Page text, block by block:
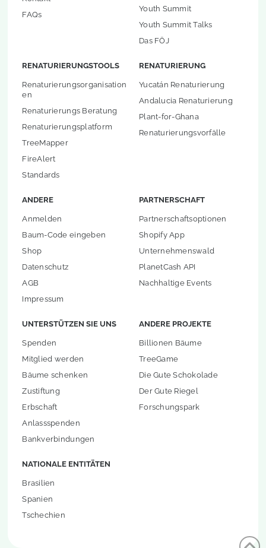
FAQs
Youth Summit
Youth Summit Talks
Das FÖJ
RENATURIERUNGSTOOLS
Renaturierungsorganisation
en
Renaturierungs Beratung
Renaturierungsplatform
TreeMapper
FireAlert
Standards
RENATURIERUNG
Yucatán Renaturierung
Andalucia Renaturierung
Plant-for-Ghana
Renaturierungsvorfälle
ANDERE
Anmelden
Baum-Code eingeben
Shop
Datenschutz
AGB
Impressum
PARTNERSCHAFT
Partnerschaftsoptionen
Shopify App
Unternehmenswald
PlanetCash API
Nachhaltige Events
UNTERSTÜTZEN SIE UNS
Spenden
Mitglied werden
Bäume schenken
Zustiftung
Erbschaft
Anlassspenden
Bankverbindungen
ANDERE PROJEKTE
Billionen Bäume
TreeGame
Die Gute Schokolade
Der Gute Riegel
Forschungspark
NATIONALE ENTITÄTEN
Brasilien
Spanien
Tschechien